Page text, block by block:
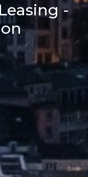
-